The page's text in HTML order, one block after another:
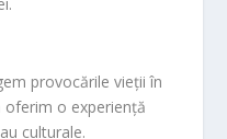
provocările vieții în
oferim o experiență
culturale.